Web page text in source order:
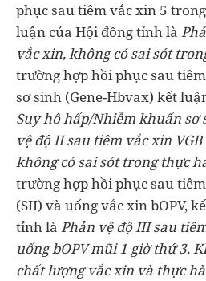
phục sau tiêm vắc xin 5
luận của Hội đồng tỉnh là
vắc xin, không có sai sót
trường hợp hồi phục sau
sơ sinh (Gene-Hbvax) kết
Suy hô hấp/Nhiễm khuẩn sơ
vệ độ II sau tiêm vắc xin
không có sai sót trong thực
trường hợp hồi phục sau
(SII) và uống vắc xin bOPV,
tỉnh làPhản vệ độ III sau
uống bOPV mũi 1 giờ thứ 3.
chất lượng vắc xin và thực